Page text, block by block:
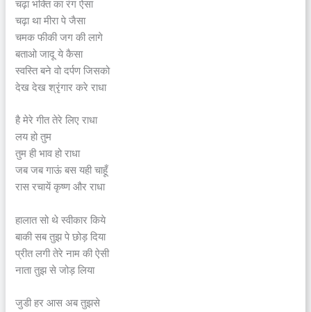
चढ़ा भक्ति का रंग ऐसा
चढ़ा था मीरा पे जैसा
चमक फीकी जग की लागे
बताओ जादू ये कैसा
स्वस्ति बने वो दर्पण जिसको
देख देख श्रृंगार करे राधा
है मेरे गीत तेरे लिए राधा
लय हो तुम
तुम ही भाव हो राधा
जब जब गाऊं बस यही चाहूँ
रास रचायें कृष्ण और राधा
हालात सो थे स्वीकार किये
बाकी सब तुझ पे छोड़ दिया
प्रीत लगी तेरे नाम की ऐसी
नाता तुझ से जोड़ लिया
जुडी हर आस अब तुझसे